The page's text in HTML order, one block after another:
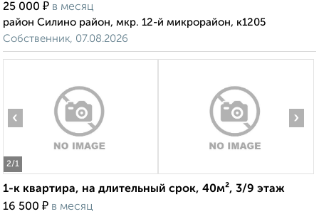
25 000 ₽ в месяц
район Силино район, мкр. 12-й микрорайон, к1205
Собственник, 07.08.2026
2/1
‹ ›
1-к квартира, на длительный срок, 40м², 3/9 этаж
16 500 ₽ в месяц